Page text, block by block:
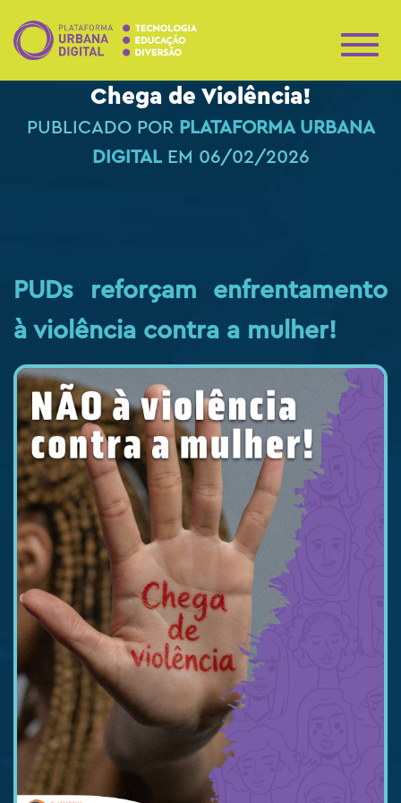
L
R
A
Ç
Chega de Violência!
PUBLICADO POR PLATAFORMA URBANA
DIGITALEM 06/02/2026
PUDs reforçam enfrentamento
à violência contra a mulher!